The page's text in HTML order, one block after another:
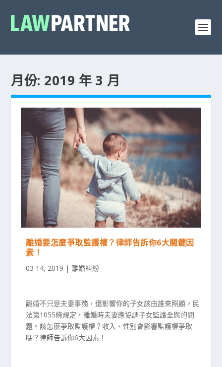
月份: 2019 年 3 月
離婚要怎麼爭取監護權？律師告訴你6大關鍵因
素！
03 14, 2019 |離婚糾紛
離婚不只是夫妻事務，還影響你的子女該由誰來照顧。民
法第1055條規定，離婚時夫妻應協調子女監護全與的問
題。該怎麼爭取監護權？收入、性別會影響監護權爭取
嗎？律師告訴你6大因素！